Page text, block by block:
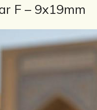
F – 9x19mm